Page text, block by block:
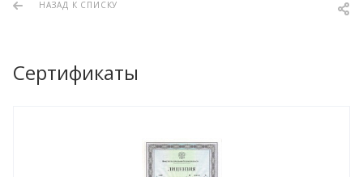
НАЗАД К СПИСКУ
Сертификаты